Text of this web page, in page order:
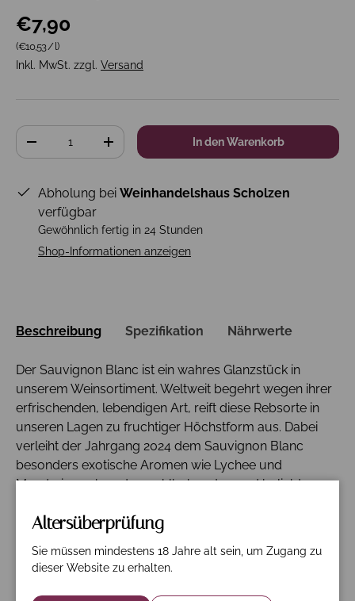
€7,90
Grundpreis
(€10,53/l)
Inkl. MwSt. zzgl. Versand
Anzahl
+ In den Warenkorb
Abholung bei Weinhandelshaus Scholzen
verfügbar
Gewöhnlich fertig in 24 Stunden
Shop-Informationen anzeigen
Beschreibung Spezifikation Nährwerte
Der Sauvignon Blanc ist ein wahres Glanzstück in
unserem Weinsortiment. Weltweit begehrt wegen ihrer
erfrischenden, lebendigen Art, reift diese Rebsorte in
unseren Lagen zu fruchtiger Höchstform aus. Dabei
verleiht der Jahrgang 2024 dem Sauvignon Blanc
besonders exotische Aromen wie Lychee und
Mandarine neben der wohlbekannten und beliebten,
Fruchtaromen prägen den 2020er Sauvignon mit reifer
finalem Apfel.
Immer wieder zeigen unsere Sauvignontrauben, dass
Altersüberprüfung
Sie müssen mindestens 18 Jahre alt sein, um Zugang zu
dieser Website zu erhalten.